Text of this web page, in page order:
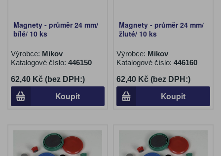
Magnety - průměr 24 mm/
bílé/ 10 ks
Výrobce: Mikov
Katalogové číslo: 446150
62,40 Kč (bez DPH:)
Koupit
Magnety - průměr 24 mm/
žluté/ 10 ks
Výrobce: Mikov
Katalogové číslo: 446160
62,40 Kč (bez DPH:)
Koupit